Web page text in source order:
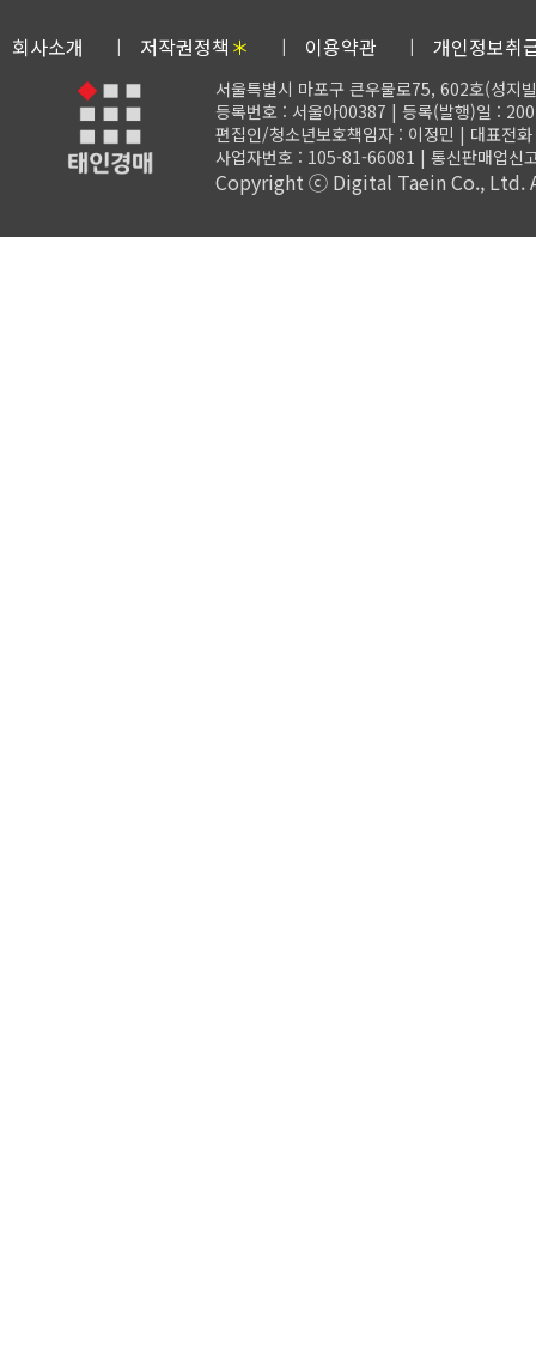
회사소개 저작권정책 ＊ 이용약관 개인정보취
서울특별시 마포구 큰우물로75, 602호(성지
등록번호 : 서울아00387 | 등록(발행)일 :
편집인/청소년보호책임자 : 이정민 | 대표
사업자번호 : 105-81-66081 | 통신판매업
Copyright ⓒ Digital Taein Co., Ltd.